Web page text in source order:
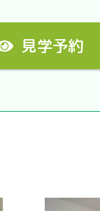
見学予約